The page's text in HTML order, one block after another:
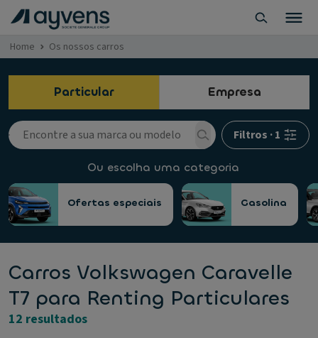
Home Os nossos carros
Particular Empresa
Filtros ·1
Ou escolha uma categoria
Ofertas especiais Gasolina
Carros Volkswagen Caravelle
T7 para Renting Particulares
12 resultados